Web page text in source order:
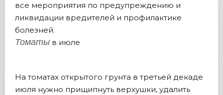
все мероприятия по предупреждению и
ликвидации вредителей и профилактике
болезней.
Томаты в июле
На томатах открытого грунта в третьей декаде
июля нужно прищипнуть верхушки, удалить